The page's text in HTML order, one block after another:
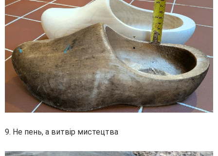
9. Не пень, а витвір мистецтва